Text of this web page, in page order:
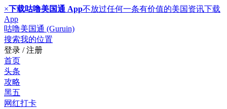
×下载咕噜美国通 App不放过任何一条有价值的美国资讯下载
App
咕噜美国通 (Guruin)
搜索我的位置
登录 / 注册
首页
头条
攻略
黑五
网红打卡